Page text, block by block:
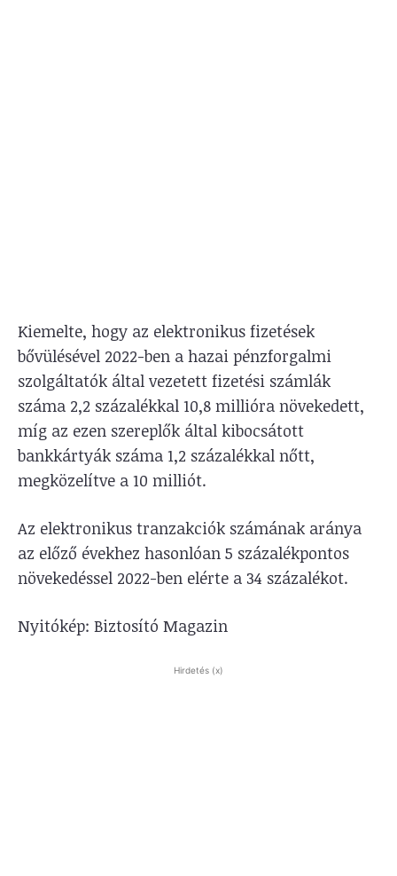
Kiemelte, hogy az elektronikus fizetések
bővülésével 2022-ben a hazai pénzforgalmi
szolgáltatók által vezetett fizetési számlák
száma 2,2 százalékkal 10,8 millióra növekedett,
míg az ezen szereplők által kibocsátott
bankkártyák száma 1,2 százalékkal nőtt,
megközelítve a 10 milliót.
Az elektronikus tranzakciók számának aránya
az előző évekhez hasonlóan 5 százalékpontos
növekedéssel 2022-ben elérte a 34 százalékot.
Nyitókép: Biztosító Magazin
Hirdetés (x)